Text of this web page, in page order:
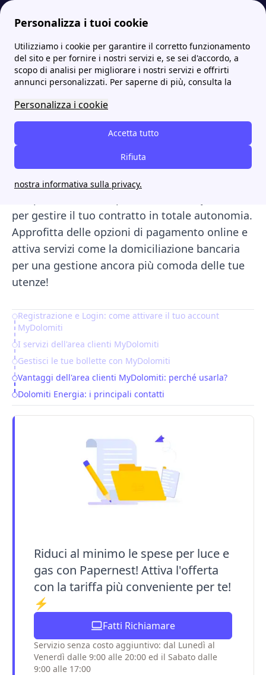
Personalizza i tuoi cookie
Utilizziamo i cookie per garantire il corretto funzionamento
del sito e per fornire i nostri servizi e, se sei d'accordo, a
scopo di analisi per migliorare i nostri servizi e offrirti
annunci personalizzati. Per saperne di più, consulta la
Personalizza i cookie
Accetta tutto
Rifiuta
nostra informativa sulla privacy.
Energia-Luce.it More Dolomiti Energia: Contatti, Numero Verde, PEC e Mail MyDolomiti: l'Area Clienti di Dolomiti Energia
MyDolomiti: l'Area Clienti
di Dolomiti Energia
Benvenuto nella sezione dedicata a
MyDolomiti,
l'area clienti di Dolomiti Energia.
Qui troverai tutte le informazioni per
consultare e pagare le tue bollette
per gestire il tuo contratto in totale autonomia.
Approfitta delle opzioni di pagamento online e
attiva servizi come la domiciliazione bancaria
per una gestione ancora più comoda delle tue
utenze!
Table of Contents
Registrazione e Login: come attivare il tuo account
MyDolomiti
I servizi dell'area clienti MyDolomiti
Gestisci le tue bollette con MyDolomiti
Vantaggi dell'area clienti MyDolomiti: perché usarla?
Dolomiti Energia: i principali contatti
Riduci al minimo le spese per luce e
gas con Papernest! Attiva l'offerta
con la tariffa più conveniente per te!
⚡
Fatti Richiamare
Servizio senza costo aggiuntivo: dal Lunedì al
Venerdì dalle 9:00 alle 20:00 ed il Sabato dalle
9:00 alle 17:00